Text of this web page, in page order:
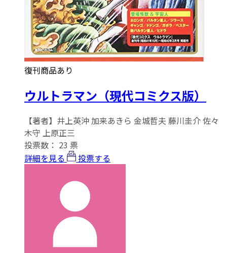
復刊商品あり
ウルトラマン（現代コミクス版）
【著者】井上英沖 加来あきら 金城哲夫 藤川圭介 佐々
木守 上原正三
投票数： 23 票
詳細を見る
投票する